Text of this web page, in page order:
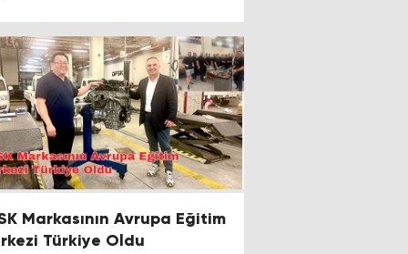
Markasının Avrupa Eğitim
Türkiye Oldu